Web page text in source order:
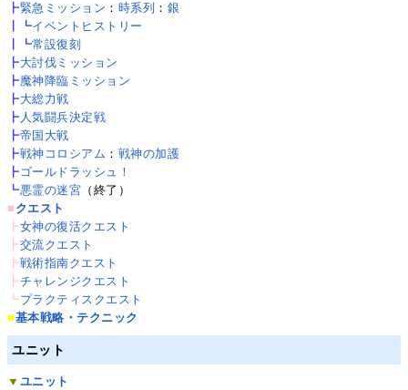
┣緊急ミッション ： 時系列 ： 銀
┃┗イベントヒストリー
┃┗常設復刻
┣大討伐ミッション
┣魔神降臨ミッション
┣大総力戦
┣ 人気闘兵決定戦
┣帝国大戦
┣戦神コロシアム ： 戦神の加護
┣ゴールドラッシュ！
┗悪霊の迷宮 （終了）
■ クエスト
┣女神の復活クエスト
┣交流クエスト
┣戦術指南クエスト
┣チャレンジクエスト
┗プラクティスクエスト
■基本戦略・テクニック
ユニット
▼ ユニット